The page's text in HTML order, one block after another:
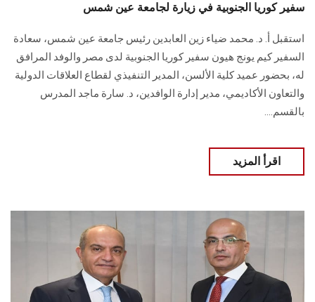
سفير كوريا الجنوبية في زيارة لجامعة عين شمس
استقبل أ. د. محمد ضياء زين العابدين رئيس جامعة عين شمس، سعادة
السفير كيم يونج هيون ‏سفير كوريا الجنوبية لدى مصر والوفد المرافق
له، بحضور عميد كلية ‏الألسن، المدير التنفيذي لقطاع العلاقات الدولية
والتعاون الأكاديمي، مدير إدارة الوافدين، د. سارة ماجد المدرس
بالقسم‎.‎...
اقرأ المزيد